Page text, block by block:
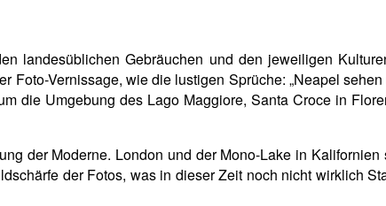
landesüblichen Gebräuchen und den jeweiligen
Vernissage, wie die lustigen Sprüche: „Neapel
die Umgebung des Lago Maggiore, Santa Croce in
der Moderne. London und der Mono-Lake in
der Fotos, was in dieser Zeit noch nicht wirklich